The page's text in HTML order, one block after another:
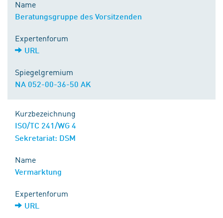
Name
Beratungsgruppe des Vorsitzenden
Expertenforum
URL
Spiegelgremium
NA 052-00-36-50 AK
Kurzbezeichnung
ISO/TC 241/WG 4
Sekretariat: DSM
Name
Vermarktung
Expertenforum
URL